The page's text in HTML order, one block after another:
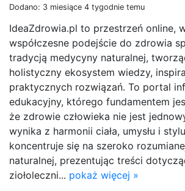
Dodano: 3 miesiące 4 tygodnie temu
IdeaZdrowia.pl to przestrzeń online,
współczesne podejście do zdrowia
tradycją medycyny naturalnej,
holistyczny ekosystem wiedzy,
praktycznych rozwiązań. To portal
edukacyjny, którego fundamentem
że zdrowie człowieka nie jest
wynika z harmonii ciała, umysłu i
koncentruje się na szeroko
naturalnej, prezentując treści
ziołoleczni... pokaż więcej »